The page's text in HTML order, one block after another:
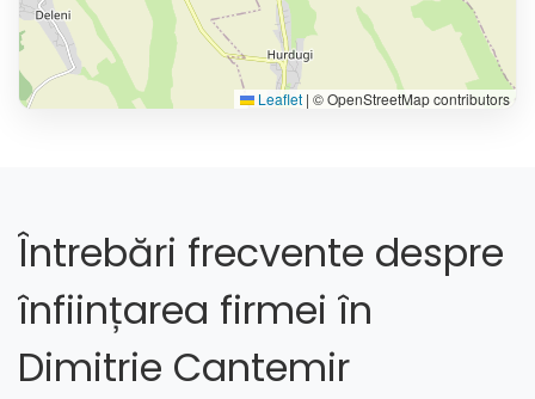
Leaflet | © OpenStreetMap contributors
Întrebări frecvente despre
înființarea firmei în
Dimitrie Cantemir